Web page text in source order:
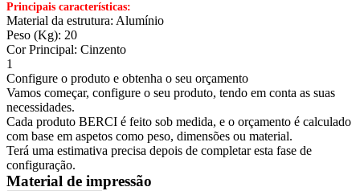
Principais características:
Material da estrutura: Alumínio
Peso (Kg): 20
Cor Principal: Cinzento
1
Configure o produto e obtenha o seu orçamento
Vamos começar, configure o seu produto, tendo em conta as suas
necessidades.
Cada produto BERCI é feito sob medida, e o orçamento é calculado
com base em aspetos como peso, dimensões ou material.
Terá uma estimativa precisa depois de completar esta fase de
configuração.
Material de impressão